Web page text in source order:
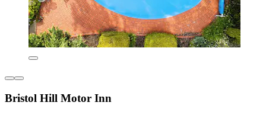
Bristol Hill Motor Inn